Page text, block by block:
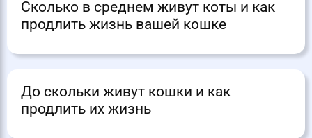
Сколько в среднем живут коты и как
продлить жизнь вашей кошке
До скольки живут кошки и как
продлить их жизнь